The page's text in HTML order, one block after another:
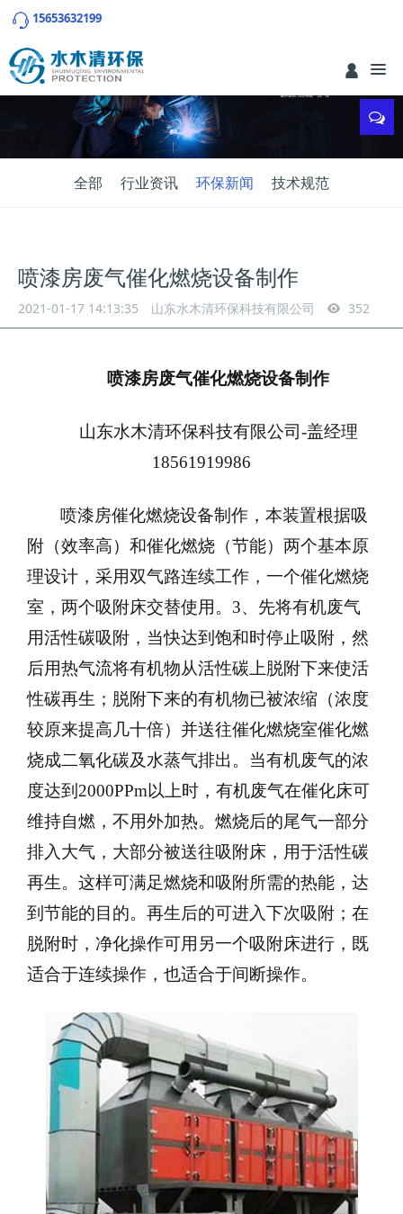
15653632199
全部 行业资讯 环保新闻 技术规范
喷漆房废气催化燃烧设备制作
2021-01-17 14:13:35 山东水木清环保科技有限公司 352
喷漆房废气催化燃烧设备制作
山东水木清环保科技有限公司-盖经理
18561919986
喷漆房催化燃烧设备制作，本装置根据吸
附（效率高）和催化燃烧（节能）两个基本原
理设计，采用双气路连续工作，一个催化燃烧
室，两个吸附床交替使用。3、先将有机废气
用活性碳吸附，当快达到饱和时停止吸附，然
后用热气流将有机物从活性碳上脱附下来使活
性碳再生；脱附下来的有机物已被浓缩（浓度
较原来提高几十倍）并送往催化燃烧室催化燃
烧成二氧化碳及水蒸气排出。当有机废气的浓
度达到2000PPm以上时，有机废气在催化床可
维持自燃，不用外加热。燃烧后的尾气一部分
排入大气，大部分被送往吸附床，用于活性碳
再生。这样可满足燃烧和吸附所需的热能，达
到节能的目的。再生后的可进入下次吸附；在
脱附时，净化操作可用另一个吸附床进行，既
适合于连续操作，也适合于间断操作。